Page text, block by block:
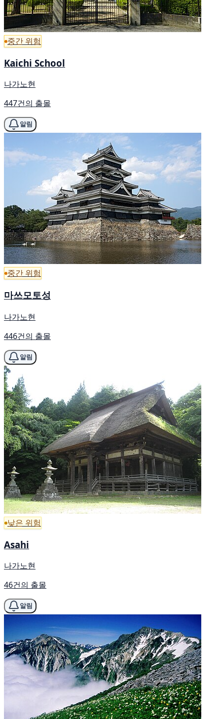
중간 위험
Kaichi School
나가노현
447건의 출몰
알림
중간 위험
마쓰모토성
나가노현
446건의 출몰
알림
낮은 위험
Asahi
나가노현
46건의 출몰
알림